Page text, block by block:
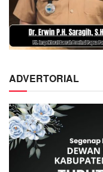
ADVERTORIAL